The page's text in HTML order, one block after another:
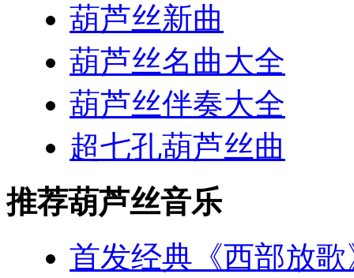
葫芦丝新曲
葫芦丝名曲大全
葫芦丝伴奏大全
超七孔葫芦丝曲
推荐葫芦丝音乐
首发经典《西部放